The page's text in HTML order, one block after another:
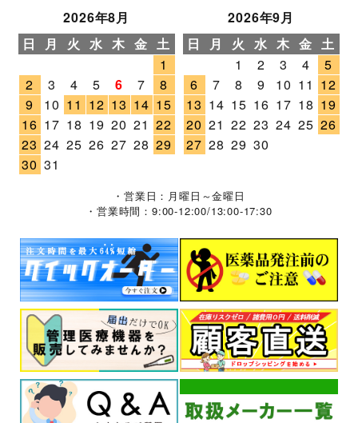
2026年8月
日
月 火 水 木 金 土
1
2
3 4 5 6 7
8
9
10 11 12 13 14 15
16 17 18 19 20 21 22
23 24 25 26 27 28 29
30 31
2026年9月
日
月 火 水 木 金 土
1
2 3 4
5
6
7 8 9 10 11 12
13 14 15 16 17 18 19
20 21 22 23 24 25 26
27 28 29 30
・営業日：月曜日～金曜日
・営業時間：9:00-12:00/13:00-17:30